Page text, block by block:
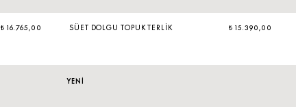
₺ 16.765,00 SÜET DOLGU TOPUK TERLIK ₺ 15.390,00
YENİ